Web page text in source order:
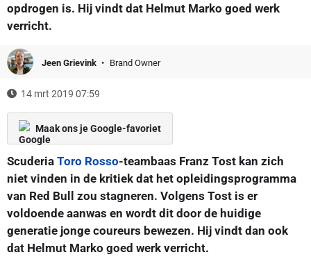
opdrogen is. Hij vindt dat Helmut Marko goed werk
verricht.
Jeen Grievink Brand Owner
14 mrt 2019 07:59
Maak ons je Google-favoriet
Scuderia Toro Rosso-teambaas Franz Tost kan zich
niet vinden in de kritiek dat het opleidingsprogramma
van Red Bull zou stagneren. Volgens Tost is er
voldoende aanwas en wordt dit door de huidige
generatie jonge coureurs bewezen. Hij vindt dan ook
dat Helmut Marko goed werk verricht.